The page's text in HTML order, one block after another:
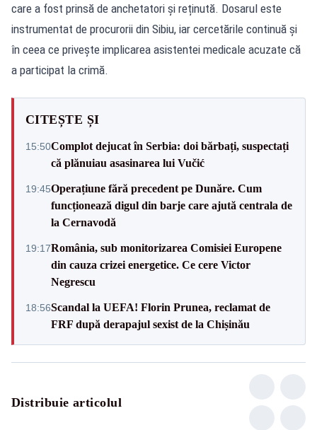
care a fost prinsă de anchetatori și reținută. Dosarul este
instrumentat de procurorii din Sibiu, iar cercetările continuă și
în ceea ce privește implicarea asistentei medicale acuzate că
a participat la crimă.
CITEȘTE ȘI
15:50Complot dejucat în Serbia: doi bărbați, suspectați
că plănuiau asasinarea lui Vučić
19:45Operațiune fără precedent pe Dunăre. Cum
funcționează digul din barje care ajută centrala de
la Cernavodă
19:17România, sub monitorizarea Comisiei Europene
din cauza crizei energetice. Ce cere Victor
Negrescu
18:56Scandal la UEFA! Florin Prunea, reclamat de
FRF după derapajul sexist de la Chișinău
Distribuie articolul